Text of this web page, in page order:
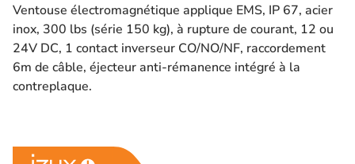
Ventouse électromagnétique applique EMS, IP 67, acier
inox, 300 lbs (série 150 kg), à rupture de courant, 12 ou
24V DC, 1 contact inverseur CO/NO/NF, raccordement
6m de câble, éjecteur anti-rémanence intégré à la
contreplaque.